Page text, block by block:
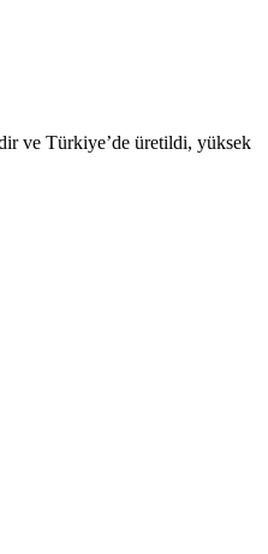
ve Türkiye’de üretildi, yüksek